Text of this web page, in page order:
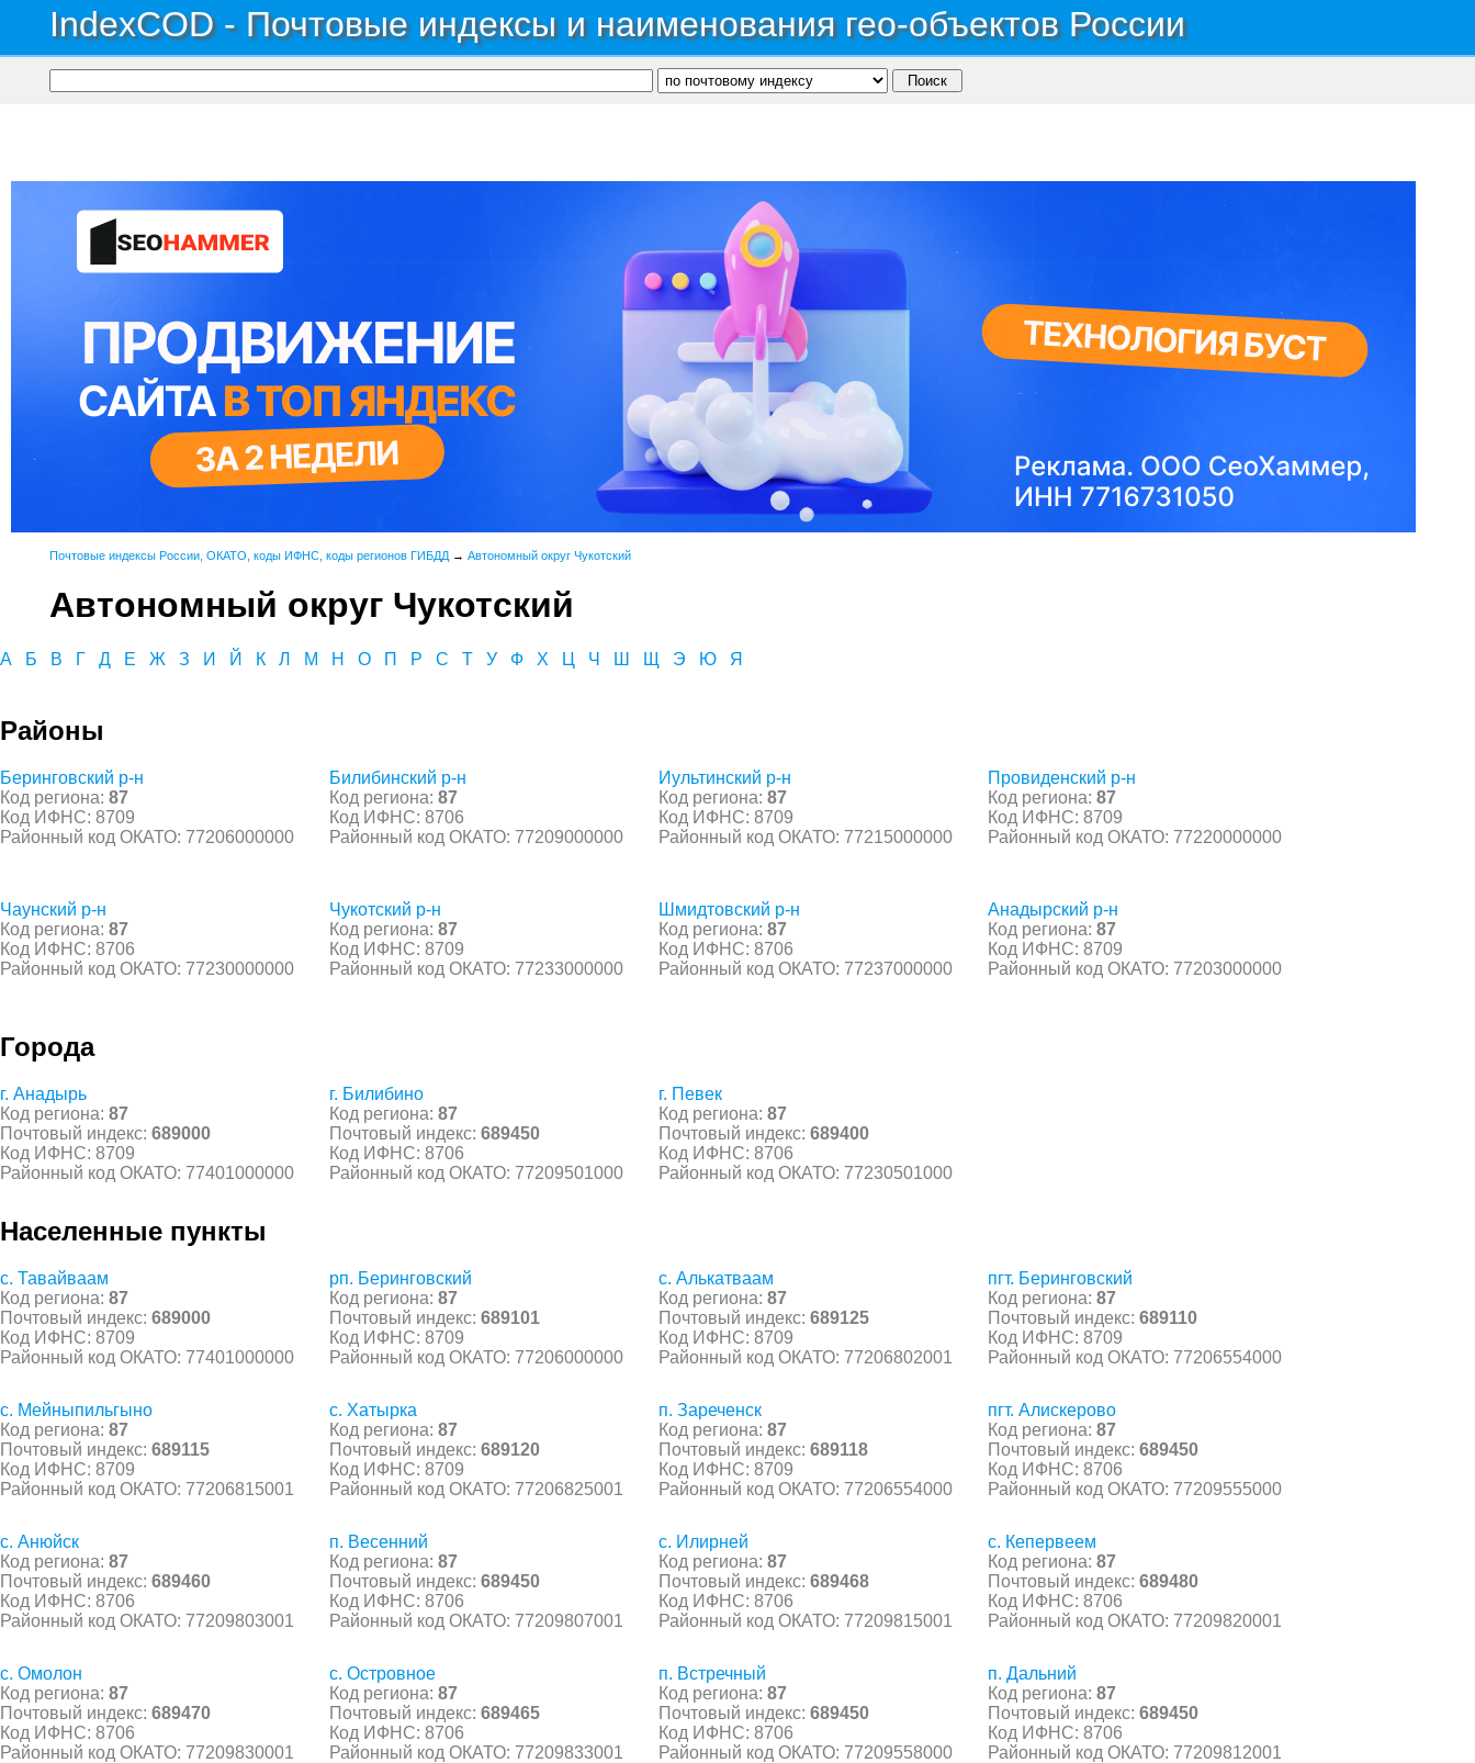
IndexCOD - Почтовые индексы и наименования гео-объектов России
Почтовые индексы России, ОКАТО, коды ИФНС, коды регионов ГИБДД → Автономный округ Чукотский
Автономный округ Чукотский
А Б В Г Д Е Ж З И Й К Л М Н О П Р С Т У Ф Х Ц Ч Ш Щ Э Ю Я
Районы
Беринговский р-н
Код региона: 87
Код ИФНС: 8709
Районный код ОКАТО: 77206000000
Билибинский р-н
Код региона: 87
Код ИФНС: 8706
Районный код ОКАТО: 77209000000
Иультинский р-н
Код региона: 87
Код ИФНС: 8709
Районный код ОКАТО: 77215000000
Провиденский р-н
Код региона: 87
Код ИФНС: 8709
Районный код ОКАТО: 77220000000
Чаунский р-н
Код региона: 87
Код ИФНС: 8706
Районный код ОКАТО: 77230000000
Чукотский р-н
Код региона: 87
Код ИФНС: 8709
Районный код ОКАТО: 77233000000
Шмидтовский р-н
Код региона: 87
Код ИФНС: 8706
Районный код ОКАТО: 77237000000
Анадырский р-н
Код региона: 87
Код ИФНС: 8709
Районный код ОКАТО: 77203000000
Города
г. Анадырь
Код региона: 87
Почтовый индекс: 689000
Код ИФНС: 8709
Районный код ОКАТО: 77401000000
г. Билибино
Код региона: 87
Почтовый индекс: 689450
Код ИФНС: 8706
Районный код ОКАТО: 77209501000
г. Певек
Код региона: 87
Почтовый индекс: 689400
Код ИФНС: 8706
Районный код ОКАТО: 77230501000
Населенные пункты
с. Тавайваам
Код региона: 87
Почтовый индекс: 689000
Код ИФНС: 8709
Районный код ОКАТО: 77401000000
рп. Беринговский
Код региона: 87
Почтовый индекс: 689101
Код ИФНС: 8709
Районный код ОКАТО: 77206000000
с. Алькатваам
Код региона: 87
Почтовый индекс: 689125
Код ИФНС: 8709
Районный код ОКАТО: 77206802001
пгт. Беринговский
Код региона: 87
Почтовый индекс: 689110
Код ИФНС: 8709
Районный код ОКАТО: 77206554000
с. Мейныпильгыно
Код региона: 87
Почтовый индекс: 689115
Код ИФНС: 8709
Районный код ОКАТО: 77206815001
с. Хатырка
Код региона: 87
Почтовый индекс: 689120
Код ИФНС: 8709
Районный код ОКАТО: 77206825001
п. Зареченск
Код региона: 87
Почтовый индекс: 689118
Код ИФНС: 8709
Районный код ОКАТО: 77206554000
пгт. Алискерово
Код региона: 87
Почтовый индекс: 689450
Код ИФНС: 8706
Районный код ОКАТО: 77209555000
с. Анюйск
Код региона: 87
Почтовый индекс: 689460
Код ИФНС: 8706
Районный код ОКАТО: 77209803001
п. Весенний
Код региона: 87
Почтовый индекс: 689450
Код ИФНС: 8706
Районный код ОКАТО: 77209807001
с. Илирней
Код региона: 87
Почтовый индекс: 689468
Код ИФНС: 8706
Районный код ОКАТО: 77209815001
с. Кепервеем
Код региона: 87
Почтовый индекс: 689480
Код ИФНС: 8706
Районный код ОКАТО: 77209820001
с. Омолон
Код региона: 87
Почтовый индекс: 689470
Код ИФНС: 8706
Районный код ОКАТО: 77209830001
с. Островное
Код региона: 87
Почтовый индекс: 689465
Код ИФНС: 8706
Районный код ОКАТО: 77209833001
п. Встречный
Код региона: 87
Почтовый индекс: 689450
Код ИФНС: 8706
Районный код ОКАТО: 77209558000
п. Дальний
Код региона: 87
Почтовый индекс: 689450
Код ИФНС: 8706
Районный код ОКАТО: 77209812001